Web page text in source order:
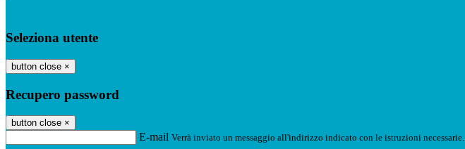
Seleziona utente
button close ×
Recupero password
button close ×
E-mail Verrà inviato un messaggio all'indirizzo indicato con le istruzioni necessarie.